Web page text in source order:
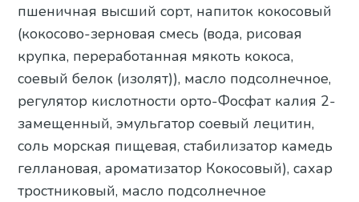
пшеничная высший сорт, напиток кокосовый
(кокосово-зерновая смесь (вода, рисовая
крупка, переработанная мякоть кокоса,
соевый белок (изолят)), масло подсолнечное,
регулятор кислотности орто-Фосфат калия 2-
замещенный, эмульгатор соевый лецитин,
соль морская пищевая, стабилизатор камедь
геллановая, ароматизатор Кокосовый), сахар
тростниковый, масло подсолнечное